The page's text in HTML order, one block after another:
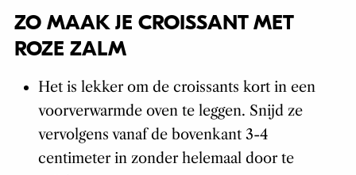
ZO MAAK JE CROISSANT MET
ROZE ZALM
Het is lekker om de croissants kort in een
voorverwarmde oven te leggen. Snijd ze
vervolgens vanaf de bovenkant 3-4
centimeter in zonder helemaal door te